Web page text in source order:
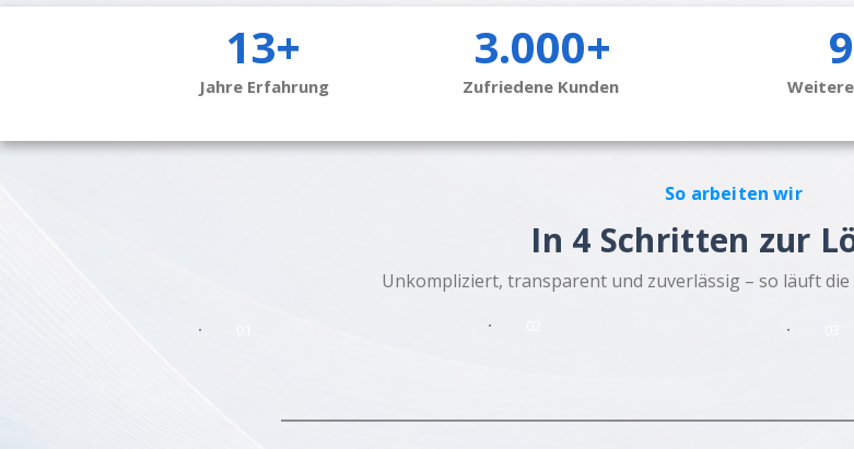
13+
Jahre Erfahrung
3.000+
Zufriedene Kunden
So arbeiten wir
In 4 Schritten zur
Unkompliziert, transparent und zuverlässig – so läuft